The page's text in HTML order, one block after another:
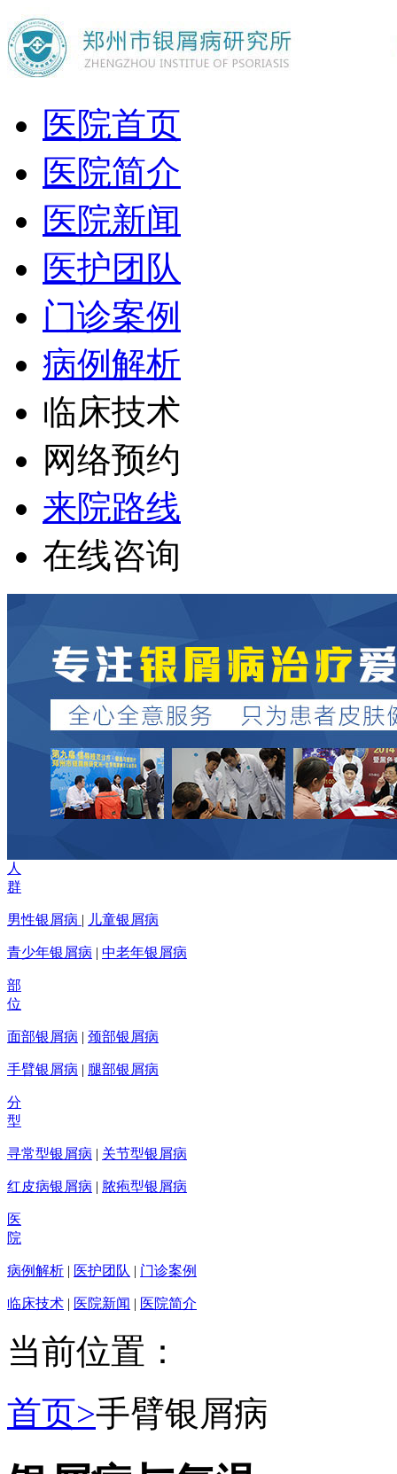
医院首页
医院简介
医院新闻
医护团队
门诊案例
病例解析
临床技术
网络预约
来院路线
在线咨询
人
群
男性银屑病 | 儿童银屑病
青少年银屑病 | 中老年银屑病
部
位
面部银屑病 | 颈部银屑病
手臂银屑病 | 腿部银屑病
分
型
寻常型银屑病 | 关节型银屑病
红皮病银屑病 | 脓疱型银屑病
医
院
病例解析 | 医护团队 | 门诊案例
临床技术 | 医院新闻 | 医院简介
当前位置：
首页>手臂银屑病